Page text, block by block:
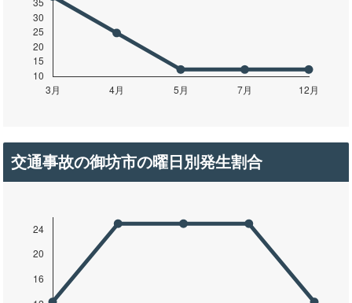
交通事故の御坊市の曜日別発生割合